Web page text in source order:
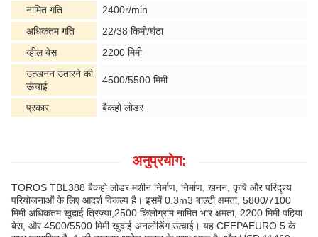
नामित गति
2400r/min
अधिकतम गति
22/38 किमी/घंटा
व्हील बेस
2200 मिमी
उत्खनन उतारने की
ऊंचाई
4500/5500 मिमी
प्रकार बैकहो लोडर
अनुप्रयोग:
TOROS TBL388 बैकहो लोडर मशीन निर्माण, निर्माण, खनन, कृषि और परिदृश्य
परियोजनाओं के लिए आदर्श विकल्प है। इसमें 0.3m3 बाल्टी क्षमता, 5800/7100
मिमी अधिकतम खुदाई त्रिज्या,2500 किलोग्राम नामित भार क्षमता, 2200 मिमी पहिया
बेस, और 4500/5500 मिमी खुदाई अनलोडिंग ऊंचाई। यह CEEPAEURO 5 के